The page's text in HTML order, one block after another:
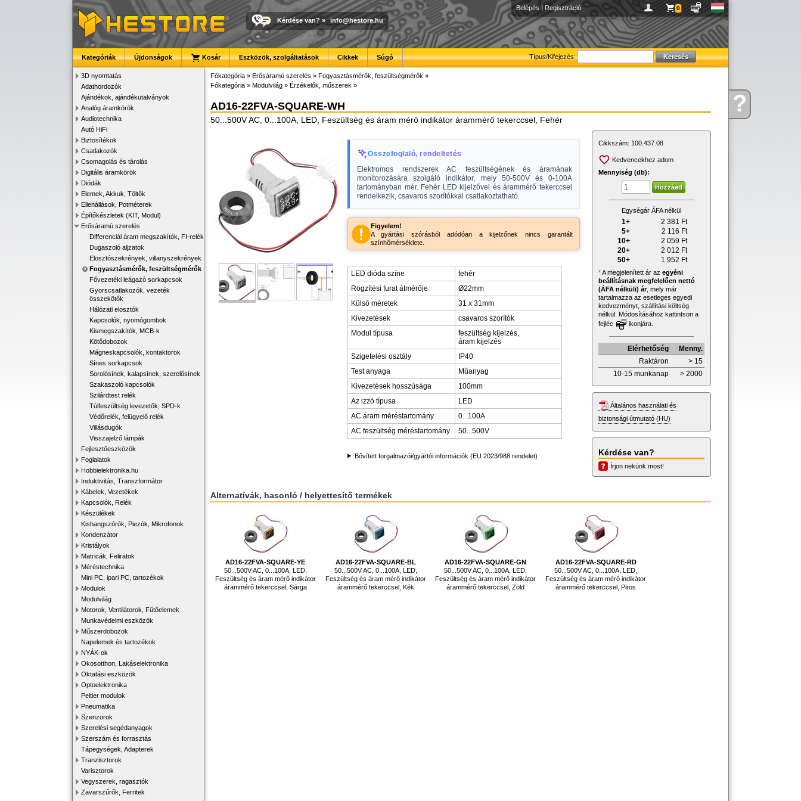
Kérdése
van
?
Belépés | Regisztráció 0
Kérdése van? » info@hestore.hu
Típus/Kifejezés:
Kategóriák Újdonságok Kosár Eszközök, szolgáltatások Cikkek Súgó
3D nyomtatás
Adathordozók
Ajándékok, ajándékutalványok
Analóg áramkörök
Audiotechnika
Autó HiFi
Biztosítékok
Csatlakozók
Csomagolás és tárolás
Digitális áramkörök
Diódák
Elemek, Akkuk, Töltők
Ellenállások, Potméterek
Építőkészletek (KIT, Modul)
Erősáramú szerelés
Differenciál áram megszakítók, FI-relék
Dugaszoló aljzatok
Elosztószekrények, villanyszekrények
Fogyasztásmérők, feszültségmérők
Fővezetéki leágazó sorkapcsok
Gyorscsatlakozók, vezeték
összekötők
Hálózati elosztók
Kapcsolók, nyomógombok
Kismegszakítók, MCB-k
Kötődobozok
Mágneskapcsolók, kontaktorok
Sínes sorkapcsok
Sorolósínek, kalapsínek, szerelősínek
Szakaszoló kapcsolók
Szilárdtest relék
Túlfeszültség levezetők, SPD-k
Védőrelék, felügyelő relék
Villásdugók
Visszajelző lámpák
Fejlesztőeszközök
Foglalatok
Hobbielektronika.hu
Induktivitás, Transzformátor
Kábelek, Vezetékek
Kapcsolók, Relék
Készülékek
Kishangszórók, Piezók, Mikrofonok
Kondenzátor
Kristályok
Matricák, Feliratok
Méréstechnika
Mini PC, ipari PC, tartozékok
Modulok
Modulvilág
Motorok, Ventilátorok, Fűtőelemek
Munkavédelmi eszközök
Műszerdobozok
Napelemek és tartozékok
NYÁK-ok
Okosotthon, Lakáselektronika
Oktatási eszközök
Optoelektronika
Peltier modulok
Pneumatika
Szenzorok
Szerelési segédanyagok
Szerszám és forrasztás
Tápegységek, Adapterek
Tranzisztorok
Varisztorok
Vegyszerek, ragasztók
Zavarszűrők, Ferritek
Főkategória » Erősáramú szerelés » Fogyasztásmérők, feszültségmérők »
Főkategória » Modulvilág » Érzékelők, műszerek »
AD16-22FVA-SQUARE-WH
50...500V AC, 0...100A, LED, Feszültség és áram mérő indikátor árammérő tekerccsel, Fehér
Összefoglaló, rendeltetés
Elektromos rendszerek AC feszültségének és áramának
monitorozására szolgáló indikátor, mely 50-500V és 0-100A
tartományban mér. Fehér LED kijelzővel és árammérő tekerccsel
rendelkezik, csavaros szorítókkal csatlakoztatható.
Figyelem!
A gyártási szórásból adódóan a kijelzőnek nincs garantált
színhőmérséklete.
LED dióda színe
fehér
Rögzítési furat átmérője
Ø22mm
Külső méretek
31 x 31mm
Kivezetések
csavaros szorítók
Modul típusa
feszültség kijelzés,
áram kijelzés
Szigetelési osztály
IP40
Test anyaga
Műanyag
Kivezetések hosszúsága
100mm
Az izzó típusa
LED
AC áram méréstartomány
0...100A
AC feszültség méréstartomány
50...500V
Bővített forgalmazói/gyártói információk (EU 2023/988 rendelet)
Cikkszám: 100.437.08
Kedvencekhez adom
Mennyiség (db):
Egységár ÁFA nélkül
1+ 2 381 Ft
5+
2 116 Ft
10+
2 059 Ft
20+
2 012 Ft
50+
1 952 Ft
*A megjelenített ár az egyéni
beállításnak megfelelően nettó
(ÁFA nélküli) ár, mely már
tartalmazza az esetleges egyedi
kedvezményt, szállítási költség
nélkül. Módosításához kattintson a
fejléc
ikonjára.
Elérhetőség
Menny.
Raktáron
> 15
10-15 munkanap
> 2000
Általános használati és
biztonsági útmutató (HU)
Kérdése van?
Írjon nekünk most!
Alternatívák, hasonló / helyettesítő termékek
AD16-22FVA-SQUARE-YE
50...500V AC, 0...100A, LED,
Feszültség és áram mérő indikátor
árammérő tekerccsel, Sárga
AD16-22FVA-SQUARE-BL
50...500V AC, 0...100A, LED,
Feszültség és áram mérő indikátor
árammérő tekerccsel, Kék
AD16-22FVA-SQUARE-GN
50...500V AC, 0...100A, LED,
Feszültség és áram mérő indikátor
árammérő tekerccsel, Zöld
AD16-22FVA-SQUARE-RD
50...500V AC, 0...100A, LED,
Feszültség és áram mérő indikátor
árammérő tekerccsel, Piros